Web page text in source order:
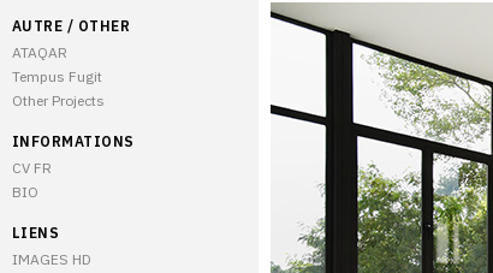
AUTRE / OTHER
ATAQAR
Tempus Fugit
Other Projects
INFORMATIONS
CV FR
BIO
LIENS
IMAGES HD